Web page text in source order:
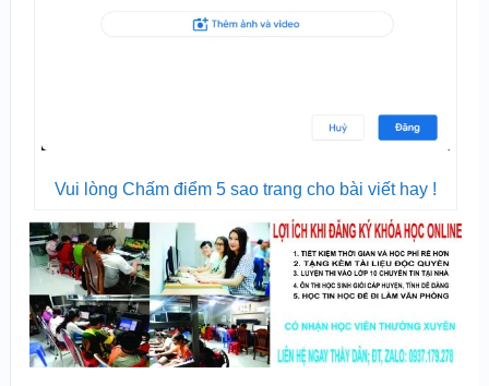
Vui lòng Chấm điểm 5 sao trang cho bài viết hay !